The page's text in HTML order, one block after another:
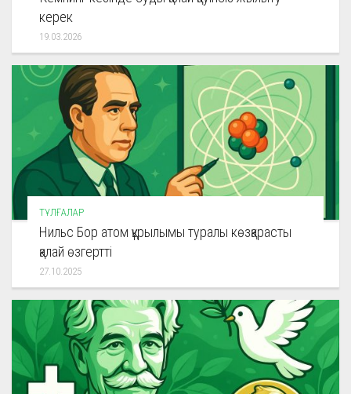
керек
19.03.2026
ТҰЛҒАЛАР
Нильс Бор атом құрылымы туралы көзқарасты
қалай өзгертті
27.10.2025